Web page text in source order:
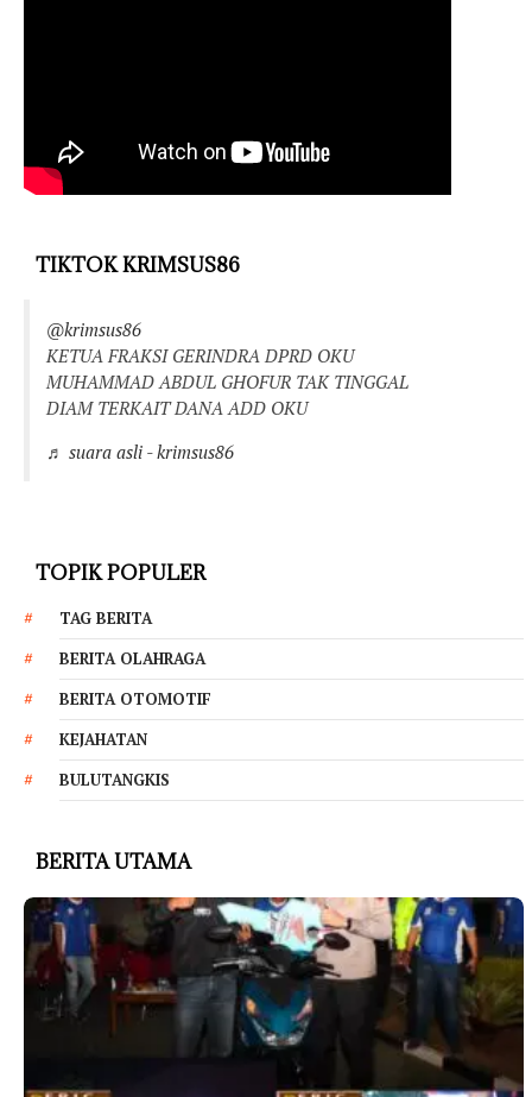
TIKTOK KRIMSUS86
@krimsus86
KETUA FRAKSI GERINDRA DPRD OKU
MUHAMMAD ABDUL GHOFUR TAK TINGGAL
DIAM TERKAIT DANA ADD OKU
♬ suara asli - krimsus86
TOPIK POPULER
TAG BERITA
BERITA OLAHRAGA
BERITA OTOMOTIF
KEJAHATAN
BULUTANGKIS
BERITA UTAMA